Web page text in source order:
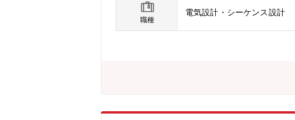
す。1.電気・制御に関する設計・導入支援 機
操業系システムに関する設計・検討 製造設
ータを利用者が活用しやすい形で整理 データ
っていただくことを想定しています。・機械
現場とコミュニケーションを密に取りながら
職種
電気設計・シーケンス設計